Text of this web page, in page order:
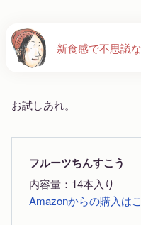
新食感で不思議
お試しあれ。
フルーツちんすこう
内容量：14本入り
Amazonからの購入は